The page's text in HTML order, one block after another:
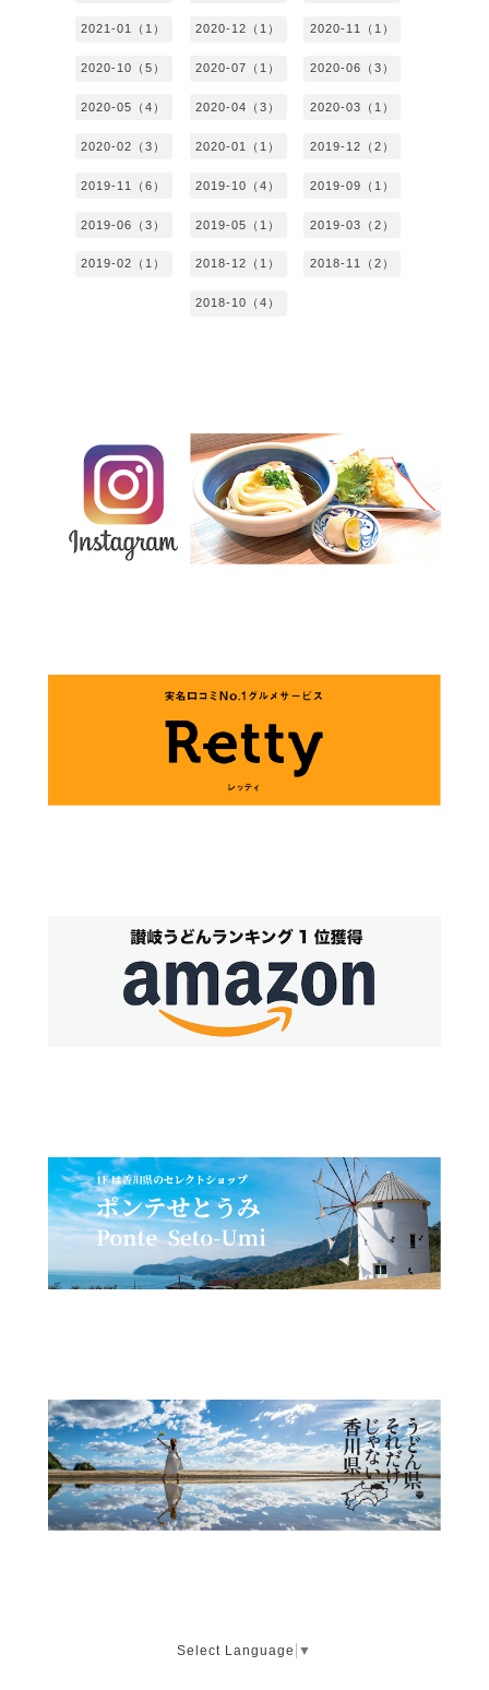
2021-01（1） 2020-12（1） 2020-11（1）
2020-10（5） 2020-07（1） 2020-06（3）
2020-05（4） 2020-04（3） 2020-03（1）
2020-02（3） 2020-01（1） 2019-12（2）
2019-11（6） 2019-10（4） 2019-09（1）
2019-06（3） 2019-05（1） 2019-03（2）
2019-02（1） 2018-12（1） 2018-11（2）
2018-10（4）
Select Language ▼